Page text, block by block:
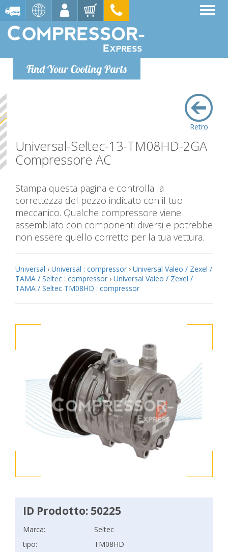
Find Your Cooling Parts
Retro
Universal-Seltec-13-TM08HD-2GA
Compressore AC
Stampa questa pagina e controlla la
correttezza del pezzo indicato con il tuo
meccanico. Qualche compressore viene
assemblato con componenti diversi e potrebbe
non essere quello corretto per la tua vettura.
Universal › Universal : compressor › Universal Valeo / Zexel /
TAMA / Seltec : compressor › Universal Valeo / Zexel /
TAMA / Seltec TM08HD : compressor
ID Prodotto: 50225
Marca:
Seltec
tipo:
TM08HD